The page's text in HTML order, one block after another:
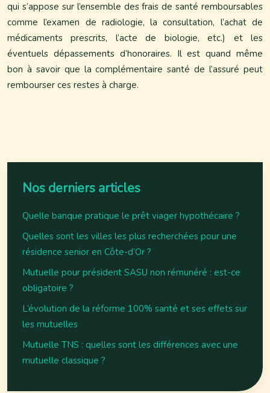
qui s’appose sur l’ensemble des frais de santé remboursables
comme l’examen de radiologie, la consultation, l’achat de
médicaments prescrits, l’acte de biologie, etc.) et les
éventuels dépassements d’honoraires. Il est quand même
bon à savoir que la complémentaire santé de l’assuré peut
rembourser ces restes à charge.
Nos derniers articles
Quelle banque pratique le prêt viager hypothécaire ?
Quelles sont les villes les plus recherchées pour une
résidence senior en Côte-d’Or ?
Mutuelle pour président SASU non rémunéré : est-ce
obligatoire ?
L’évolution de la réforme 100% santé et ses effets sur
les mutuelles
Mutuelle TNS : quelles sont les différences avec une
mutuelle classique ?